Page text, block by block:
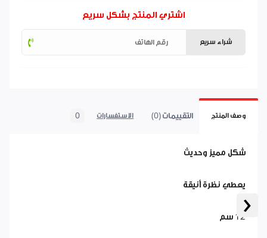
‹
اشتري المنتج بشكل سريع
شراء سريع
وصف المنتج التقييمات (0) الاستفسارات 0
شكل مميز وحديث
يعطي نظرة أنيقة
12 سم